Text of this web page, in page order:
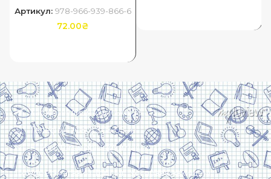
Артикул: 978-966-939-866-6
72.00₴
Харків, вулиця Сумська, 13
Телефон: (050) 305-05-41
E-Mail: torsingplus@gmail.com
Інтернет-магазин Торсінг. Усі права захищені